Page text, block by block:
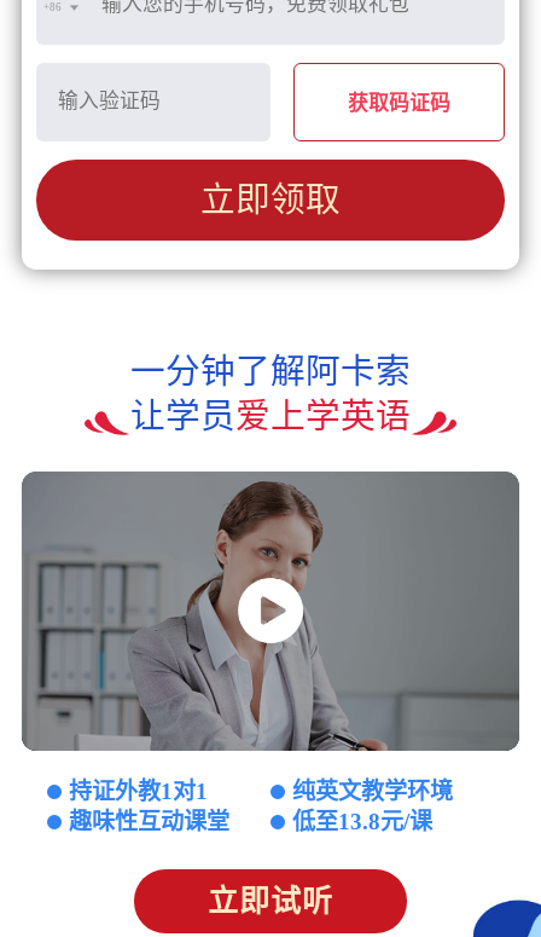
+86
获取码证码
立即领取
一分钟了解阿卡索
让学员爱上学英语
持证外教1对1
纯英文教学环境
趣味性互动课堂
低至13.8元/课
立即试听